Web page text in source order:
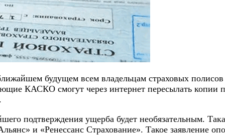
будущем всем владельцам страховых
КАСКО смогут через интернет пересылать копии
подтверждения ущерба будет необязательным.
и «Ренессанс Страхование». Такое заявление